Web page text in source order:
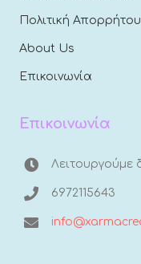
Πολιτική
About Us
Επικοινωνία
Επικοινωνία
Λειτουργούμε
6972115643